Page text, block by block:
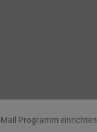
Mail Programm einrichten